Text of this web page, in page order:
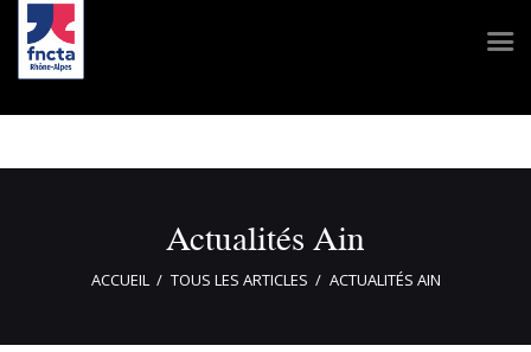
Actualités Ain
ACCUEIL TOUS LES ARTICLES ACTUALITÉS AIN